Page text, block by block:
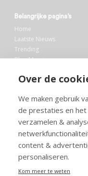
Over de
We maken gebruik
de prestaties en
verzamelen &
content &
personaliseren.
Kom meer te weten
Belangrijke pagina’s
Home
Laatste Nieuws
Trending
Blog Maurice
Bibliotheek
Info en service
FAQ
Doneren
Privacy
Voorwaarden
Meedoen